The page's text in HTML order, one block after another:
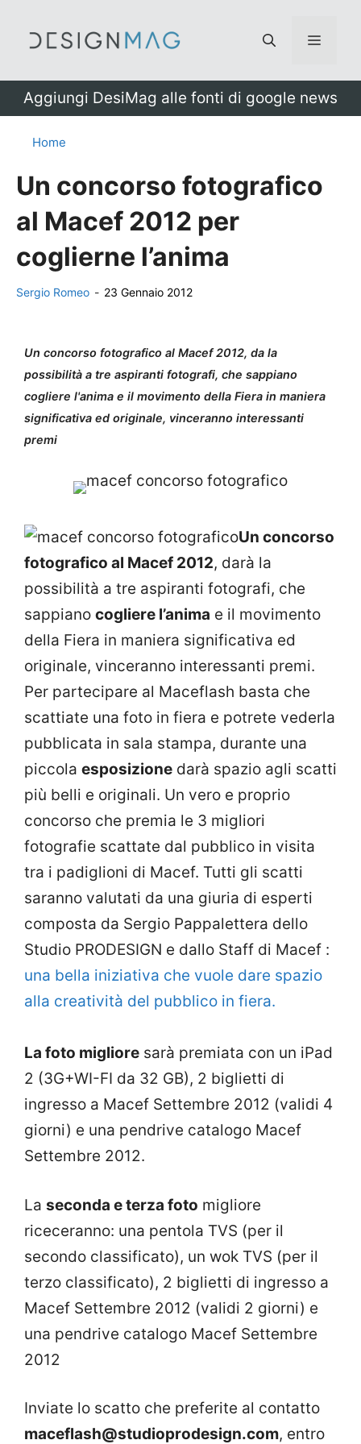
Menu
Aggiungi DesiMag alle fonti di google news
Home
Un concorso fotografico
al Macef 2012 per
coglierne l’anima
Sergio Romeo - 23 Gennaio 2012
Un concorso fotografico al Macef 2012, da la
possibilità a tre aspiranti fotografi, che sappiano
cogliere l'anima e il movimento della Fiera in maniera
significativa ed originale, vinceranno interessanti
premi
Un concorso
fotografico al Macef 2012, darà la
possibilità a tre aspiranti fotografi, che
sappiano cogliere l’anima e il movimento
della Fiera in maniera significativa ed
originale, vinceranno interessanti premi.
Per partecipare al Maceflash basta che
scattiate una foto in fiera e potrete vederla
pubblicata in sala stampa, durante una
piccola esposizione darà spazio agli scatti
più belli e originali. Un vero e proprio
concorso che premia le 3 migliori
fotografie scattate dal pubblico in visita
tra i padiglioni di Macef. Tutti gli scatti
saranno valutati da una giuria di esperti
composta da Sergio Pappalettera dello
Studio PRODESIGN e dallo Staff di Macef :
una bella iniziativa che vuole dare spazio
alla creatività del pubblico in fiera.
La foto migliore sarà premiata con un iPad
2 (3G+WI-FI da 32 GB), 2 biglietti di
ingresso a Macef Settembre 2012 (validi 4
giorni) e una pendrive catalogo Macef
Settembre 2012.
La seconda e terza foto migliore
riceceranno: una pentola TVS (per il
secondo classificato), un wok TVS (per il
terzo classificato), 2 biglietti di ingresso a
Macef Settembre 2012 (validi 2 giorni) e
una pendrive catalogo Macef Settembre
2012
Inviate lo scatto che preferite al contatto
maceflash@studioprodesign.com, entro